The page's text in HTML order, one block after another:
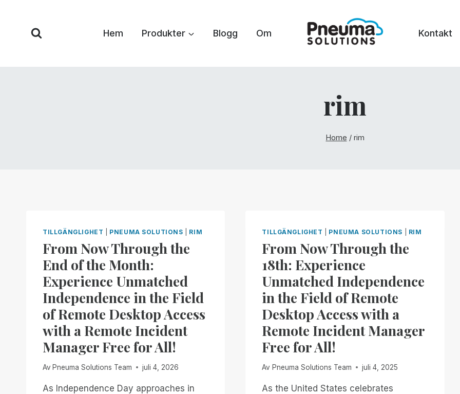
innehåll
Hem Produkter Blogg Om Kontakt
rim
Home / rim
TILLGÄNGLIGHET PNEUMA SOLUTIONS RIM
From Now Through the
End of the Month:
Experience Unmatched
Independence in the Field
of Remote Desktop Access
with a Remote Incident
Manager Free for All!
Av Pneuma Solutions Team juli 4, 2026
As Independence Day approaches in
TILLGÄNGLIGHET PNEUMA SOLUTIONS RIM
From Now Through the
18th: Experience
Unmatched Independence
in the Field of Remote
Desktop Access with a
Remote Incident Manager
Free for All!
Av Pneuma Solutions Team juli 4, 2025
As the United States celebrates